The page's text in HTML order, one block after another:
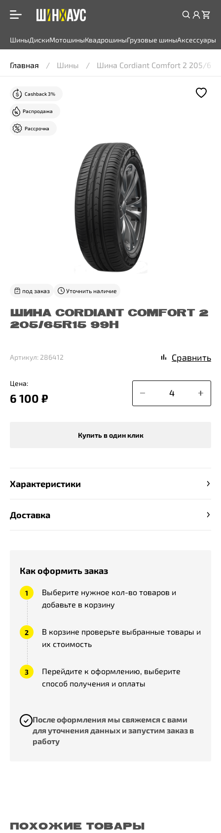
ШиныДискиМотошиныКвадрошиныГрузовые шиныАксессуары
Главная Шины Шина Cordiant Comfort 2 205/
Cashback 3%
Распродажа
Рассрочка
ШИНА CORDIANT COMFORT 2
205/65R15 99H
под заказ Уточнить наличие
Цена:
6 100 ₽
Купить в один клик
Артикул: 286412 Сравнить
Как оформить заказ
Выберите нужное кол-во товаров и
добавьте в корзину
В корзине проверьте выбранные товары и
их стоимость
Перейдите к оформлению, выберите
способ получения и оплаты
После оформления мы свяжемся с вами
для уточнения данных и запустим заказ в
работу
Характеристики
Доставка
ПОХОЖИЕ ТОВАРЫ